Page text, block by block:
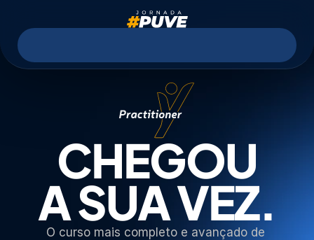
30 Jul a 02 Ago   |
CHEGOU
A SUA VEZ.
O curso mais completo e avançado de